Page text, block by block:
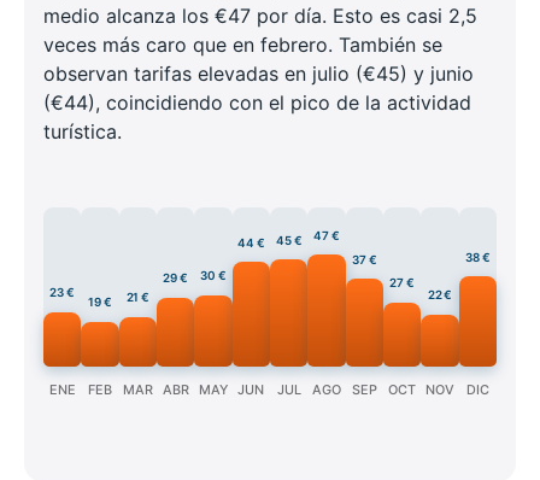
medio alcanza los €47 por día. Esto es casi 2,5
veces más caro que en febrero. También se
observan tarifas elevadas en julio (€45) y junio
(€44), coincidiendo con el pico de la actividad
turística.
23 €
ENE
19 €
FEB
21 €
MAR
29 €
ABR
30 €
MAY
44 €
JUN
45 €
JUL
47 €
AGO
37 €
SEP
27 €
OCT
22 €
NOV
38 €
DIC